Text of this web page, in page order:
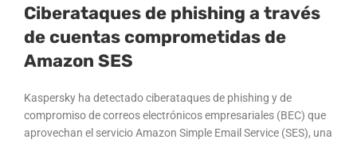
Ciberataques de phishing a través
de cuentas comprometidas de
Amazon SES
Kaspersky ha detectado ciberataques de phishing y de
compromiso de correos electrónicos empresariales (BEC) que
aprovechan el servicio Amazon Simple Email Service (SES), una